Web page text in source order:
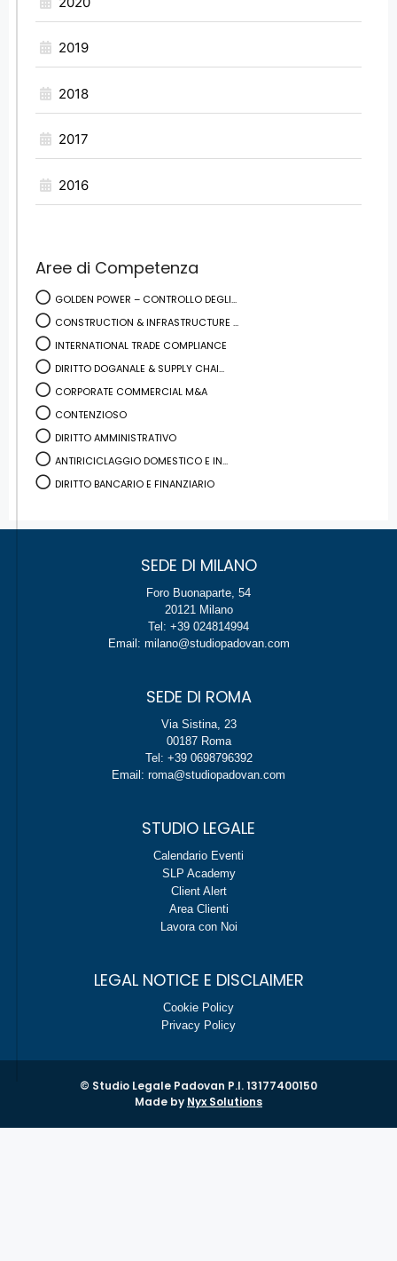
2019
2018
2017
2016
Aree di Competenza
GOLDEN POWER – CONTROLLO DEGLI...
CONSTRUCTION & INFRASTRUCTURE ...
INTERNATIONAL TRADE COMPLIANCE
DIRITTO DOGANALE & SUPPLY CHAI...
CORPORATE COMMERCIAL M&A
CONTENZIOSO
DIRITTO AMMINISTRATIVO
ANTIRICICLAGGIO DOMESTICO E IN...
DIRITTO BANCARIO E FINANZIARIO
SEDE DI MILANO
Foro Buonaparte, 54
20121 Milano
Tel: +39 024814994
Email: milano@studiopadovan.com
SEDE DI ROMA
Via Sistina, 23
00187 Roma
Tel: +39 0698796392
Email: roma@studiopadovan.com
STUDIO LEGALE
Calendario Eventi
SLP Academy
Client Alert
Area Clienti
Lavora con Noi
LEGAL NOTICE E DISCLAIMER
Cookie Policy
Privacy Policy
© Studio Legale Padovan P.I. 13177400150
Made by Nyx Solutions